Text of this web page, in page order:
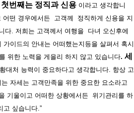
첫번째는 정직과 신용 이라고 생각합니
어떤 경우에서든 고객께 정직하게 신용을 지
다. 저희는 고객께서 여행을 다녀 오신후에
가이드의 안내는 어떠했는지등을 살펴서 혹시
위한 노력을 게을리 하지 않고 있습니다. 세
대처 능력이 중요하다고 생각합니다. 항상 고
자세는 고객만족을 위한 중요한 요소라고
기울이고 어떠한 상황에서든 위기관리를 하
고 싶습니다.”